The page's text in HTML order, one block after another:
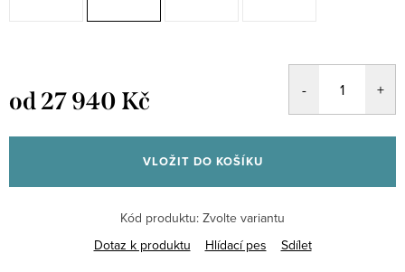
od27 940 Kč
cena:
VLOŽIT DO KOŠÍKU
Kód produktu: Zvolte variantu
Dotaz k produktu
Hlídací pes Sdílet